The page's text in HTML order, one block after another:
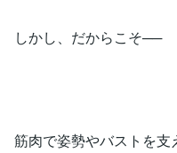
しかし、だからこそ──
筋肉で姿勢やバストを支